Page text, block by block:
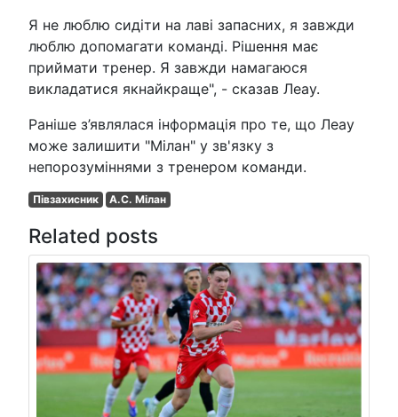
Я не люблю сидіти на лаві запасних, я завжди
люблю допомагати команді. Рішення має
приймати тренер. Я завжди намагаюся
викладатися якнайкраще", - сказав Леау.
Раніше з’являлася інформація про те, що Леау
може залишити "Мілан" у зв'язку з
непорозуміннями з тренером команди.
Півзахисник A.C. Мілан
Related posts